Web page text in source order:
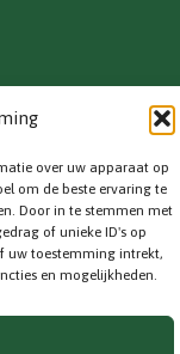
over uw apparaat op
om de beste ervaring te
Door in te stemmen met
of unieke ID's op
uw toestemming intrekt,
en mogelijkheden.